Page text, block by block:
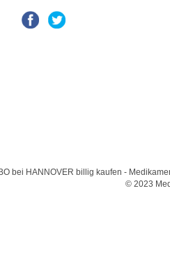
bei HANNOVER billig kaufen -
© 2023